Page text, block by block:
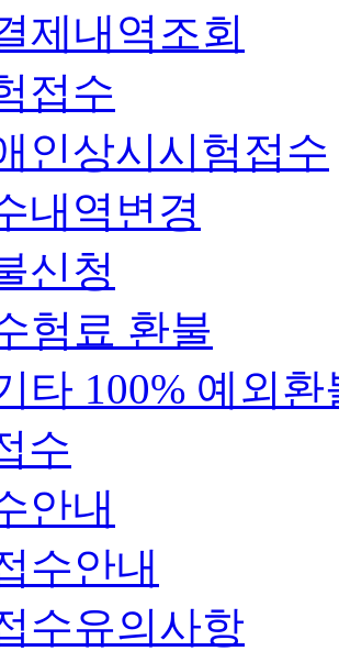
제내역조회
접수
인상시시험접수
내역변경
신청
험료 환불
타 100% 예외환
수
안내
수안내
수유의사항